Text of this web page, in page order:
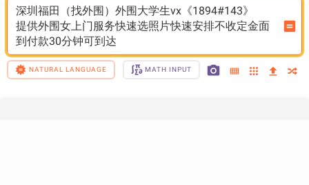
深圳福田（找外围）外围大学生vx《1894#143》
提供外围女上门服务快速选照片快速安排不收定金面
到付款30分钟可到达
NATURAL LANGUAGE MATH INPUT